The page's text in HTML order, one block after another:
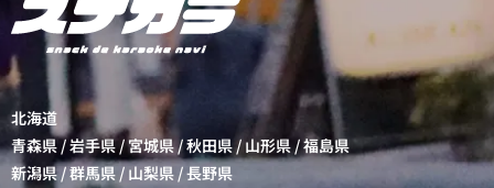
北海道
青森県/岩手県/宮城県/秋田県 / 山形県/福島県
新潟県/群馬県 / 山梨県 /長野県